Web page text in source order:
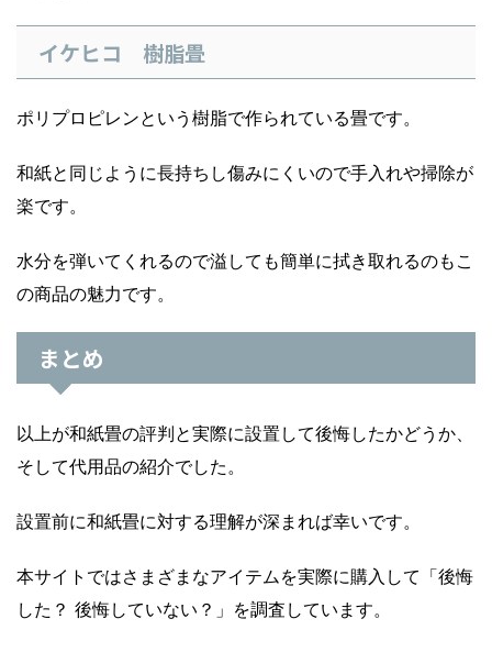
イケヒコ 樹脂畳
ポリプロピレンという樹脂で作られている畳です。
和紙と同じように長持ちし傷みにくいので手入れや掃除が
楽です。
水分を弾いてくれるので溢しても簡単に拭き取れるのもこ
の商品の魅力です。
まとめ
以上が和紙畳の評判と実際に設置して後悔したかどうか、
そして代用品の紹介でした。
設置前に和紙畳に対する理解が深まれば幸いです。
本サイトではさまざまなアイテムを実際に購入して「後悔
した？ 後悔していない？」を調査しています。